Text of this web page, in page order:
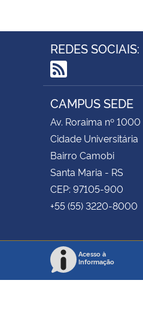
REDES SOCIAIS:
RSS
CAMPUS SEDE
Av. Roraima nº 1000
Cidade Universitária
Bairro Camobi
Santa Maria - RS
CEP: 97105-900
+55 (55) 3220-8000
Acesso à
Informação